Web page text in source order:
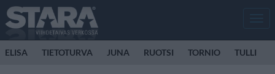
ELISA TIETOTURVA JUNA RUOTSI TORNIO TULLI